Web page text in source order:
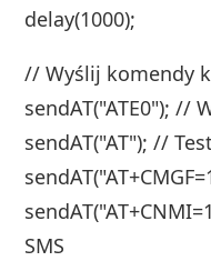
delay(1000);
// Wyślij komendy
sendAT("ATE0"); //
sendAT("AT"); // Test
SMS